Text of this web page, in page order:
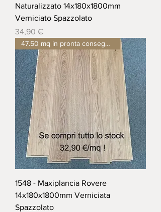
Naturalizzato 14x180x1800mm
Verniciato Spazzolato
Prezzo
34,90 €
47.50 mq in pronta consegna !
1548 - Maxiplancia Rovere
14x180x1800mm Verniciata
Spazzolato